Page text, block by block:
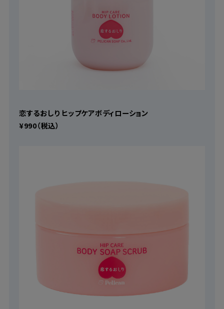
恋するおしり ヒップケアボディローション
¥990（税込）